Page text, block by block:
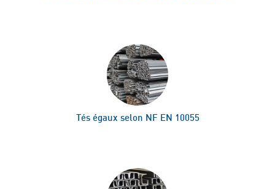
Tés égaux selon NF EN 10055